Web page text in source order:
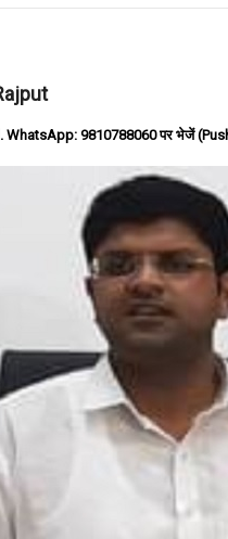
WhatsApp: 9810788060 पर भेजें